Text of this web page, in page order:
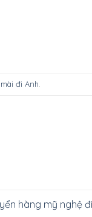
đi Anh
hàng mỹ nghệ